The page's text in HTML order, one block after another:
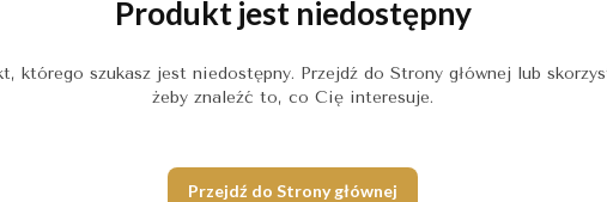
Produkt jest niedostępny
którego szukasz jest niedostępny. Przejdź do Strony głównej lub
żeby znaleźć to, co Cię interesuje.
Przejdź do Strony głównej